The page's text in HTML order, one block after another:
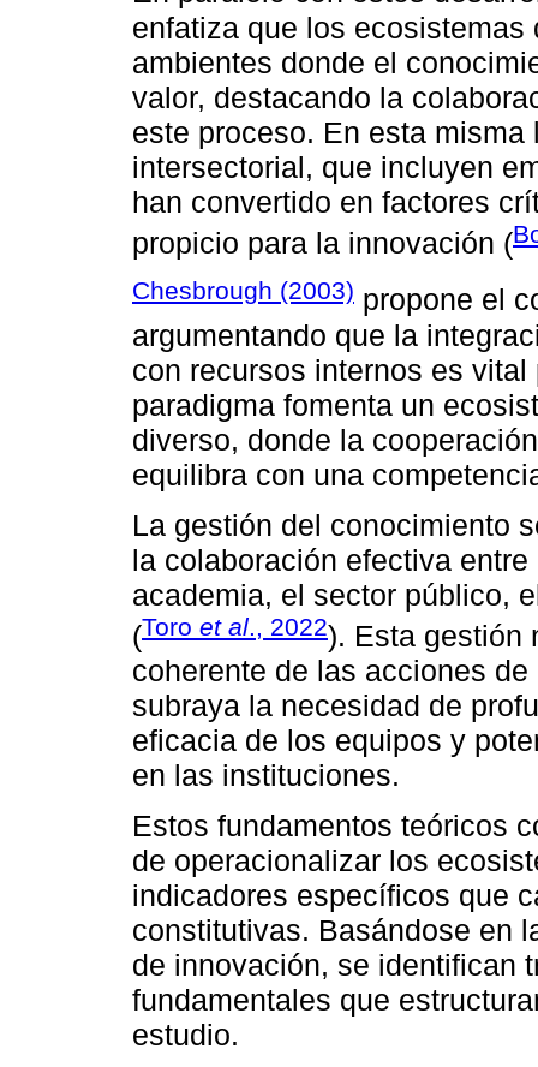
enfatiza que los
ambientes donde el
valor, destacando la
este proceso. En esta
intersectorial, que incluyen
han convertido en factores
propicio para la innovación (
Chesbrough (2003) propone el
argumentando que la
con recursos internos es
paradigma fomenta un
diverso, donde la
equilibra con una
La gestión del conocimiento
la colaboración efectiva
academia, el sector público,
(Toro et al., 2022). Esta gestión
coherente de las acciones
subraya la necesidad de
eficacia de los equipos y
en las instituciones.
Estos fundamentos teóricos
de operacionalizar los
indicadores específicos que
constitutivas. Basándose en
de innovación, se identifican
fundamentales que
estudio.